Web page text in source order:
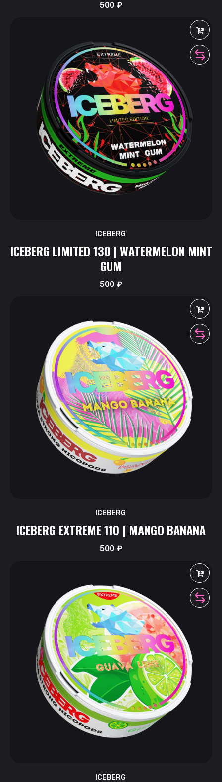
500₽
ICEBERG
ICEBERG LIMITED 130 | WATERMELON MINT
GUM
500₽
ICEBERG
ICEBERG EXTREME 110 | MANGO BANANA
500₽
ICEBERG